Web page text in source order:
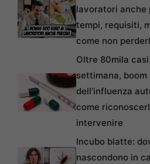
lavoratori anche
tempi, requisiti,
come non
Oltre 80mila
settimana, boom
dell’influenza
come
intervenire
Incubo blatte:
nascondono in